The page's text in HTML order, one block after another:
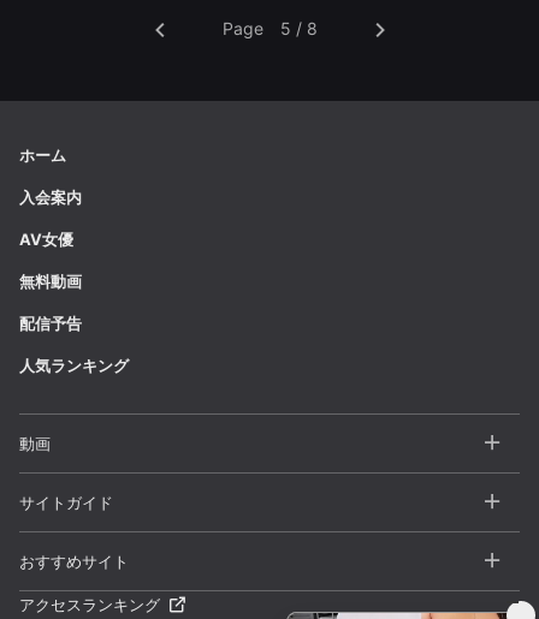
Page 5 / 8
ホーム
入会案内
AV女優
無料動画
配信予告
人気ランキング
動画
全動画一覧
カテゴリー
シリーズ
サイトガイド
よくある質問 / FAQ
お問い合わせ
おすすめサイト
一本道
アクセスランキング